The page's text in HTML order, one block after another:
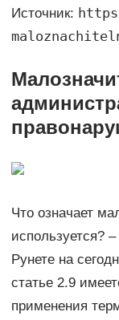
Источник:
Что означает
используется?
Рунете на
статье 2.9
применения